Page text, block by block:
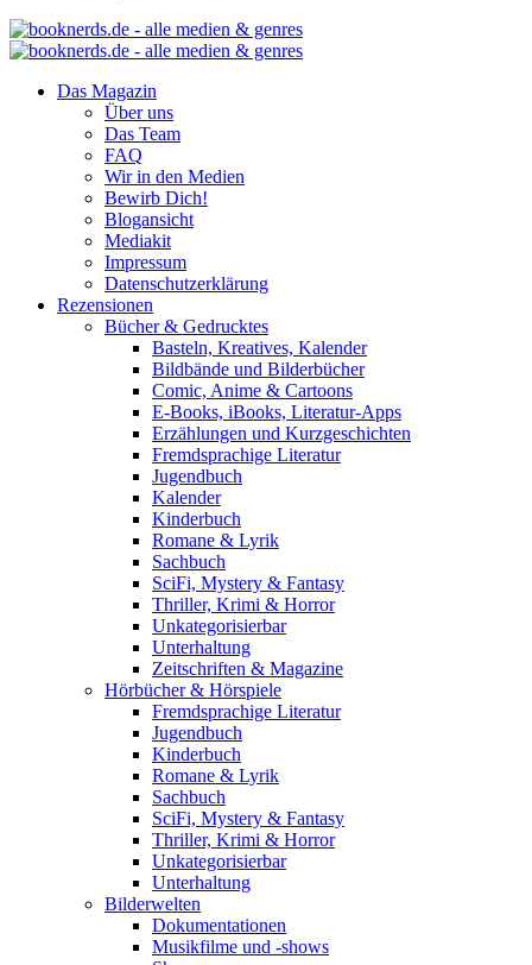
Das Magazin
Über uns
Das Team
FAQ
Wir in den Medien
Bewirb Dich!
Blogansicht
Mediakit
Impressum
Datenschutzerklärung
Rezensionen
Bücher & Gedrucktes
Basteln, Kreatives, Kalender
Bildbände und Bilderbücher
Comic, Anime & Cartoons
E-Books, iBooks, Literatur-Apps
Erzählungen und Kurzgeschichten
Fremdsprachige Literatur
Jugendbuch
Kalender
Kinderbuch
Romane & Lyrik
Sachbuch
SciFi, Mystery & Fantasy
Thriller, Krimi & Horror
Unkategorisierbar
Unterhaltung
Zeitschriften & Magazine
Hörbücher & Hörspiele
Fremdsprachige Literatur
Jugendbuch
Kinderbuch
Romane & Lyrik
Sachbuch
SciFi, Mystery & Fantasy
Thriller, Krimi & Horror
Unkategorisierbar
Unterhaltung
Bilderwelten
Dokumentationen
Musikfilme und -shows